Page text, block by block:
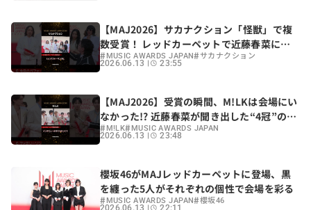
【MAJ2026】サカナクション「怪獣」で複
数受賞！ レッドカーペットで近藤春菜に語
った“チームサカナクション”
#MUSIC AWARDS JAPAN#サカナクション
2026.06.13 23:55
【MAJ2026】受賞の瞬間、M!LKは会場にい
なかった!? 近藤春菜が聞き出した“4冠”の舞
台裏「マジか！って走って…」
#M!LK#MUSIC AWARDS JAPAN
2026.06.13 23:48
櫻坂46がMAJレッドカーペットに登場、黒
を纏った5人がそれぞれの個性で会場を彩る
#MUSIC AWARDS JAPAN#櫻坂46
2026.06.13 22:11